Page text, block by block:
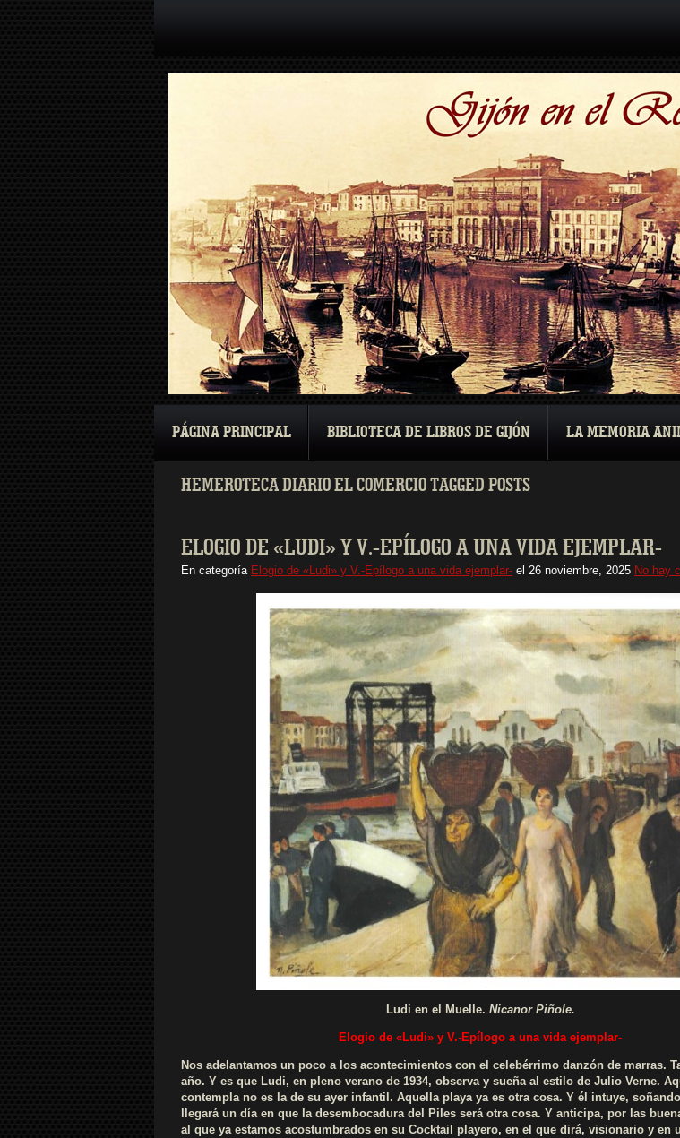
PÁGINA PRINCIPAL BIBLIOTECA DE LIBROS DE GIJÓN LA MEMORIA
HEMEROTECA DIARIO EL COMERCIO TAGGED POSTS
ELOGIO DE «LUDI» Y V.-EPÍLOGO A UNA VIDA EJEMPLAR-
En categoría Elogio de «Ludi» y V.-Epílogo a una vida ejemplar- el 26 noviembre, 2025 No hay
Ludi en el Muelle. Nicanor Piñole.
Elogio de «Ludi» y V.-Epílogo a una vida ejemplar-
Nos adelantamos un poco a los acontecimientos con el celebérrimo danzón de marras.
año. Y es que Ludi, en pleno verano de 1934, observa y sueña al estilo de Julio Verne.
contempla no es la de su ayer infantil. Aquella playa ya es otra cosa. Y él intuye,
llegará un día en que la desembocadura del Piles será otra cosa. Y anticipa, por las
al que ya estamos acostumbrados en su Cocktail playero, en el que dirá, visionario y en